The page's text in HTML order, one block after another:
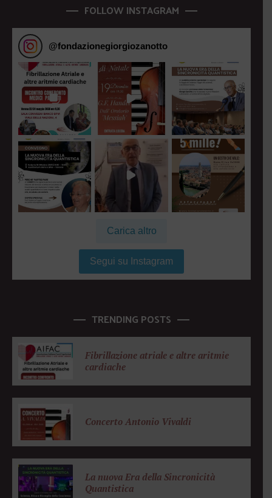
FOLLOW INSTAGRAM
@fondazionegiorgiozanotto
Carica altro
Segui su Instagram
TRENDING POSTS
Fibrillazione atriale e altre aritmie
cardiache
Concerto Antonio Vivaldi
La nuova Era della Sincronicità
Quantistica